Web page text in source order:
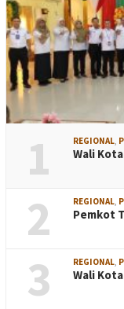
1 REGIONAL,
Wali
2 REGIONAL,
Pemkot
3 REGIONAL,
Wali